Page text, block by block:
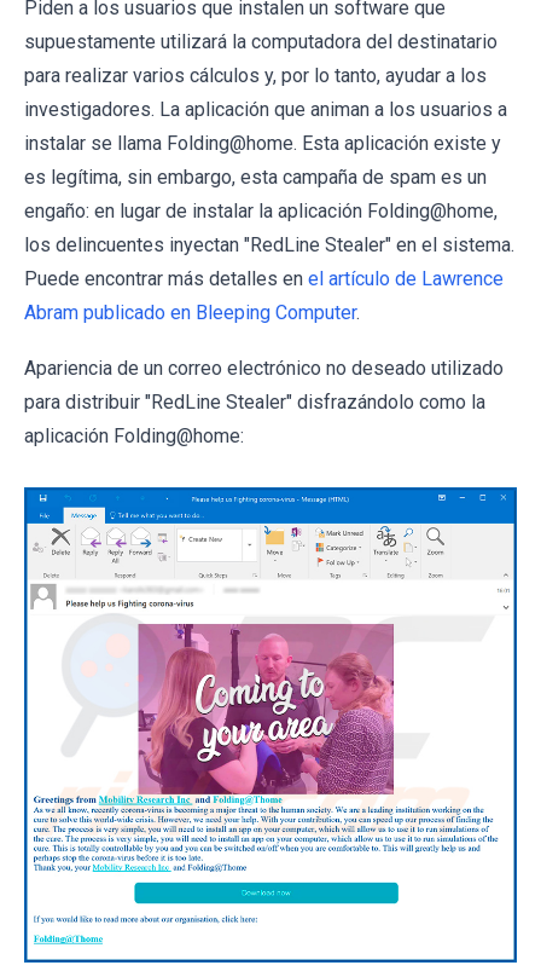
Piden a los usuarios que instalen un software que
supuestamente utilizará la computadora del destinatario
para realizar varios cálculos y, por lo tanto, ayudar a los
investigadores. La aplicación que animan a los usuarios a
instalar se llama Folding@home. Esta aplicación existe y
es legítima, sin embargo, esta campaña de spam es un
engaño: en lugar de instalar la aplicación Folding@home,
los delincuentes inyectan "RedLine Stealer" en el sistema.
Puede encontrar más detalles en el artículo de Lawrence
Abram publicado en Bleeping Computer.
Apariencia de un correo electrónico no deseado utilizado
para distribuir "RedLine Stealer" disfrazándolo como la
aplicación Folding@home: